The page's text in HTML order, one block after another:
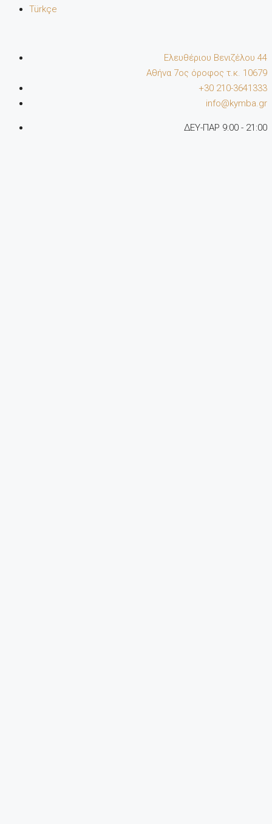
Türkçe
Ελευθέριου Βενιζέλου 44
Αθήνα 7oς όροφος τ.κ. 10679
+30 210-3641333
info@kymba.gr
ΔΕΥ-ΠΑΡ 9:00 - 21:00